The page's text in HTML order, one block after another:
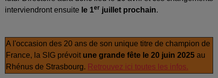
interviendront ensuite le 1er juillet prochain.
A l'occasion des 20 ans de son unique titre de champion de
France, la SIG prévoit une grande fête le 20 juin 2025 au
Rhénus de Strasbourg. Retrouvez ici toutes les infos.